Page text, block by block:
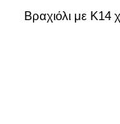
Βραχιόλι με Κ14